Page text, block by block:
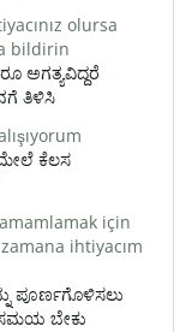
olursa
bildirin
ಅಗತ್ಯವಿದ್ದರೆ
ತಿಳಿಸಿ
ಕೆಲಸ
için
ihtiyacım
ಪೂರ್ಣಗೊಳಿಸಲು
ಬೇಕು